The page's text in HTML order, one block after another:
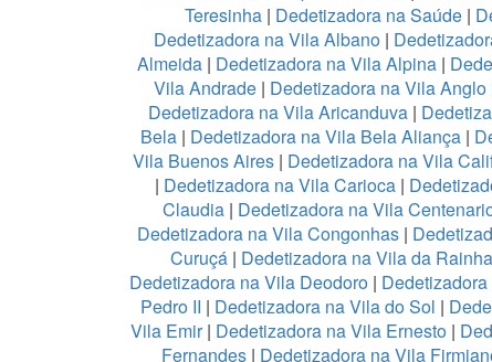
Teresinha| Dedetizadora na Saúde|
Dedetizadora na Vila Albano |
Almeida | Dedetizadora na Vila Alpina |
Vila Andrade | Dedetizadora na Vila
Dedetizadora na Vila Aricanduva |
Bela| Dedetizadora na Vila Bela Aliança|
Vila Buenos Aires | Dedetizadora na Vila
| Dedetizadora na Vila Carioca|
Claudia| Dedetizadora na Vila
Dedetizadora na Vila Congonhas|
Curuçá | Dedetizadora na Vila da Rainha
Dedetizadora na Vila Deodoro |
Pedro II | Dedetizadora na Vila do Sol |
Vila Emir| Dedetizadora na Vila Ernesto|
Fernandes | Dedetizadora na Vila